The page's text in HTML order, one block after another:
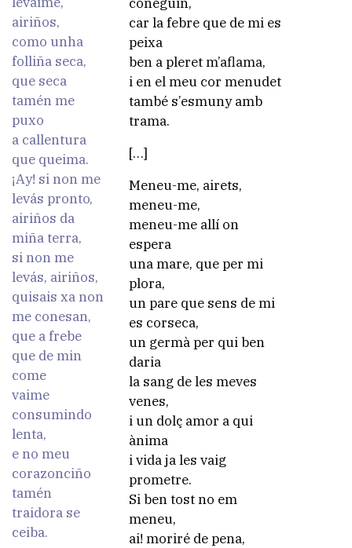
airiños,
como unha
folliña seca,
que seca
tamén me
puxo
a callentura
que queima.
¡Ay! si non me
levás pronto,
airiños da
miña terra,
si non me
levás, airiños,
quisais xa non
me conesan,
que a frebe
que de min
come
vaime
consumindo
lenta,
e no meu
corazonciño
tamén
traidora se
ceiba.
car la febre que de mi es
peixa
ben a pleret m’aflama,
i en el meu cor menudet
també s’esmuny amb
trama.
[…]
Meneu-me, airets,
meneu-me,
meneu-me allí on
espera
una mare, que per mi
plora,
un pare que sens de mi
es corseca,
un germà per qui ben
daria
la sang de les meves
venes,
i un dolç amor a qui
ànima
i vida ja les vaig
prometre.
Si ben tost no em
meneu,
ai! moriré de pena,